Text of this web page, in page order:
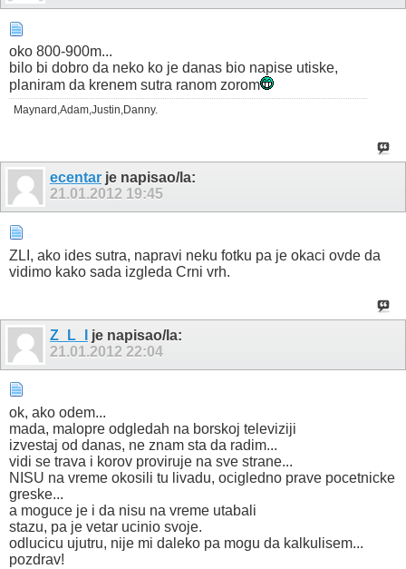
oko 800-900m...
bilo bi dobro da neko ko je danas bio napise utiske,
planiram da krenem sutra ranom zorom
Maynard,Adam,Justin,Danny.
ecentar je napisao/la:
21.01.2012 19:45
ZLI, ako ides sutra, napravi neku fotku pa je okaci ovde da
vidimo kako sada izgleda Crni vrh.
Z_L_I
je napisao/la:
21.01.2012 22:04
ok, ako odem...
mada, malopre odgledah na borskoj televiziji
izvestaj od danas, ne znam sta da radim...
vidi se trava i korov proviruje na sve strane...
NISU na vreme okosili tu livadu, ocigledno prave pocetnicke
greske...
a moguce je i da nisu na vreme utabali
stazu, pa je vetar ucinio svoje.
odlucicu ujutru, nije mi daleko pa mogu da kalkulisem...
pozdrav!